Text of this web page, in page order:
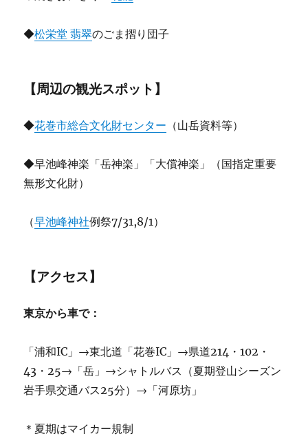
◆松栄堂 翡翠のごま摺り団子
【周辺の観光スポット】
◆花巻市総合文化財センター （山岳資料等）
◆早池峰神楽「岳神楽」「大償神楽」（国指定重要
無形文化財）
（早池峰神社例祭7/31,8/1）
【アクセス】
東京から車で：
「浦和IC」→東北道「花巻IC」→県道214・102・
43・25→「岳」→シャトルバス（夏期登山シーズン
岩手県交通バス25分）→「河原坊」
＊夏期はマイカー規制